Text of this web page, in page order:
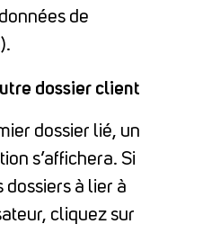
de
dossier client
dossier lié, un
s’affichera. Si
dossiers à lier à
cliquez sur